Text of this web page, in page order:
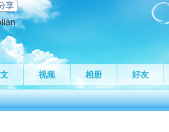
享
视频 相册 好友